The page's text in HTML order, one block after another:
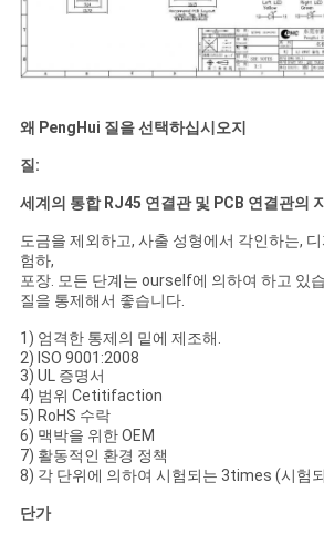
왜 PengHui 질을 선택하십시오지
질:
세계의 통합 RJ45 연결관 및 PCB 연결관의
도금을 제외하고, 사출 성형에서 각인하는,
험하,
포장. 모든 단계는 ourself에 의하여 하고 있
질을 통제해서 좋습니다.
1) 엄격한 통제의 밑에 제조해.
2) ISO 9001:2008
3) UL 증명서
4) 범위 Cetitifaction
5) RoHS 수락
6) 맥박을 위한 OEM
7) 활동적인 환경 정책
8) 각 단위에 의하여 시험되는 3times (시험
단가